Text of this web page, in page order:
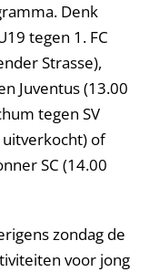
Denk
tegen 1. FC
Strasse),
Juventus (13.00
tegen SV
uitverkocht) of
SC (14.00
zondag de
voor jong